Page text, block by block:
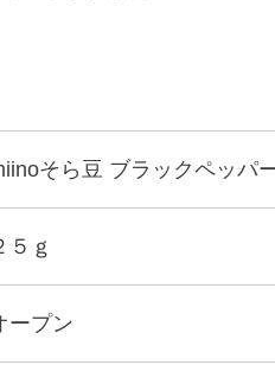
そら豆 ブラックペッパ
５ｇ
ープン